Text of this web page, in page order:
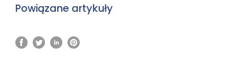
Powiązane artykuły